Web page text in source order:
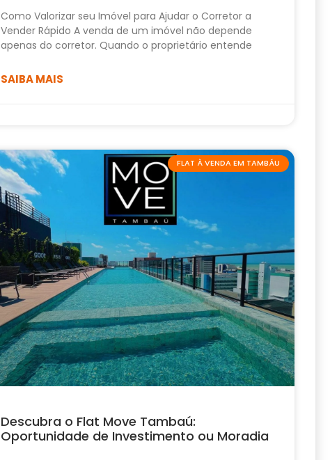
Como Valorizar seu Imóvel para Ajudar o Corretor a
Vender Rápido A venda de um imóvel não depende
apenas do corretor. Quando o proprietário entende
SAIBA MAIS
FLAT À VENDA EM TAMBÁU
Descubra o Flat Move Tambaú:
Oportunidade de Investimento ou Moradia